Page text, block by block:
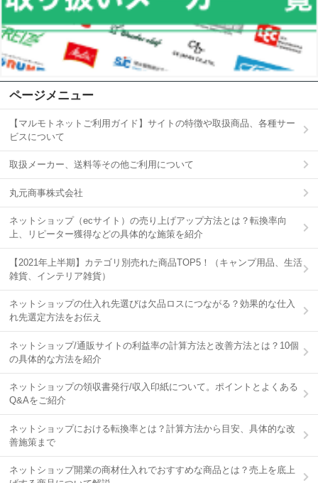
ページメニュー
【マルモトネットご利用ガイド】サイトの特徴や取扱商品、各種サー
ビスについて
取扱メーカー、送料等その他ご利用について
丸元商事株式会社
ネットショップ（ecサイト）の売り上げアップ方法とは？転換率向
上、リピーター獲得などの具体的な施策を紹介
【2021年上半期】カテゴリ別売れた商品TOP5！（キャンプ用品、生活
雑貨、インテリア雑貨）
ネットショップの仕入れ先選びは欠品ロスにつながる？効果的な仕入
れ先選定方法をお伝え
ネットショップ/通販サイトの利益率の計算方法と改善方法とは？10個
の具体的な方法を紹介
ネットショップの領収書発行/収入印紙について。ポイントとよくある
Q&Aをご紹介
ネットショップにおける転換率とは？計算方法から目安、具体的な改
善施策まで
ネットショップ開業の商材仕入れでおすすめな商品とは？売上を底上